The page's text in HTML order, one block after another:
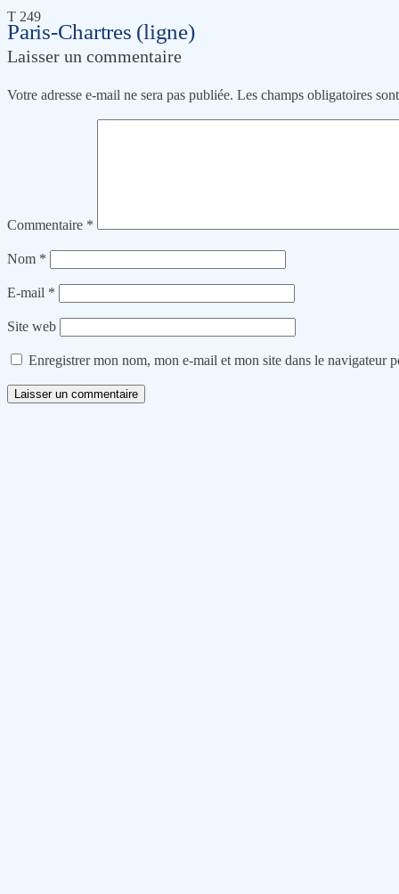
Paris-Chartres (ligne)
T 249
Laisser un commentaire
Votre adresse e-mail ne sera pas publiée. Les champs obligatoires
Commentaire *
Nom *
E-mail *
Site web
Enregistrer mon nom, mon e-mail et mon site dans le navigateur